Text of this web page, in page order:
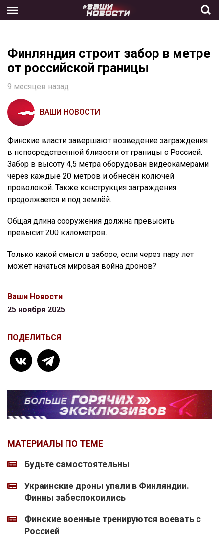
the
Финляндия строит забор в метре
от российской границы
9 месяцев назад
ВАШИ НОВОСТИ
Финские власти завершают возведение заграждения
в непосредственной близости от границы с Россией.
Забор в высоту 4,5 метра оборудован видеокамерами
через каждые 20 метров и обнесён колючей
проволокой. Также конструкция заграждения
продолжается и под землёй.
Общая длина сооружения должна превысить
превысит 200 километров.
Только какой смысл в заборе, если через пару лет
может начаться мировая война дронов?
Ваши Новости
25 ноября 2025
ПОДЕЛИТЬСЯ
МАТЕРИАЛЫ ПО ТЕМЕ
Будьте самостоятельны
Украинские дроны упали в Финляндии.
Финны забеспокоились
Финские военные тренируются воевать с
Россией